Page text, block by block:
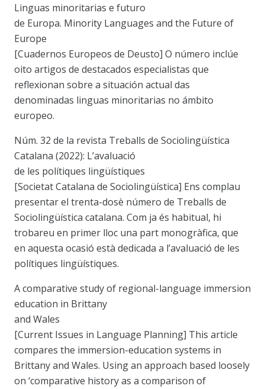
Linguas minoritarias e futuro
de Europa. Minority Languages and the Future of
Europe
[Cuadernos Europeos de Deusto] O número inclúe
oito artigos de destacados especialistas que
reflexionan sobre a situación actual das
denominadas linguas minoritarias no ámbito
europeo.
Núm. 32 de la revista Treballs de Sociolingüística
Catalana (2022): L’avaluació
de les polítiques lingüístiques
[Societat Catalana de Sociolingüística] Ens complau
presentar el trenta-dosè número de Treballs de
Sociolingüística catalana. Com ja és habitual, hi
trobareu en primer lloc una part monogràfica, que
en aquesta ocasió està dedicada a l’avaluació de les
polítiques lingüístiques.
A comparative study of regional-language immersion
education in Brittany
and Wales
[Current Issues in Language Planning] This article
compares the immersion-education systems in
Brittany and Wales. Using an approach based loosely
on ‘comparative history as a comparison of